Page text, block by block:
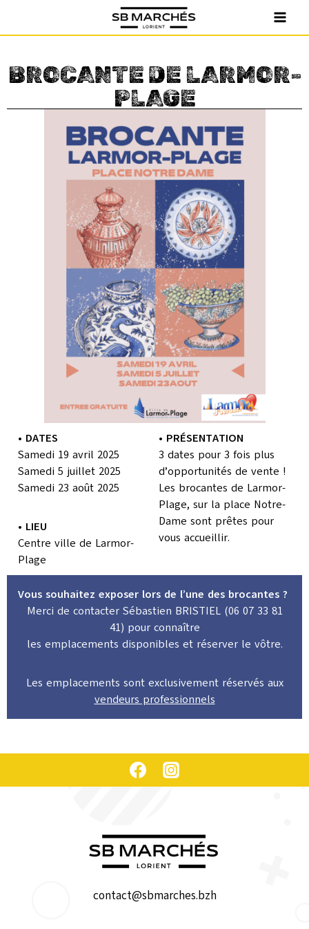
BROCANTE DE LARMOR-
PLAGE
• DATES
Samedi 19 avril 2025
Samedi 5 juillet 2025
Samedi 23 août 2025
• LIEU
Centre ville de Larmor-
Plage
• PRÉSENTATION
3 dates pour 3 fois plus
d’opportunités de vente !
Les brocantes de Larmor-
Plage, sur la place Notre-
Dame sont prêtes pour
vous accueillir.
Vous souhaitez exposer lors de l’une des brocantes ?
Merci de contacter Sébastien BRISTIEL (06 07 33 81
41) pour connaître
les emplacements disponibles et réserver le vôtre.
Les emplacements sont exclusivement réservés aux
vendeurs professionnels
contact@sbmarches.bzh